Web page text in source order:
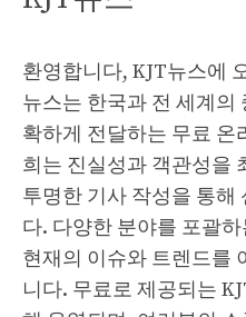
환영합니다, KJT뉴스에
뉴스는 한국과 전 세계의
확하게 전달하는 무료 온
희는 진실성과 객관성을
투명한 기사 작성을 통해
다. 다양한 분야를 포괄
현재의 이슈와 트렌드를
니다. 무료로 제공되는